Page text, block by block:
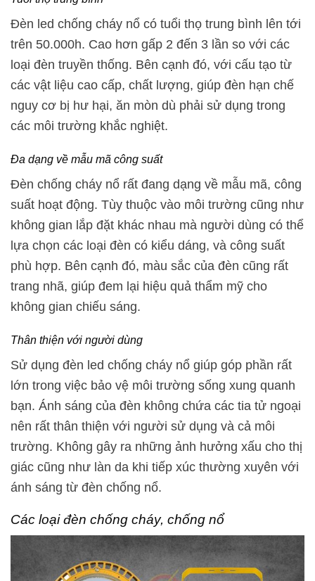
Đèn led chống cháy nổ có tuổi thọ trung bình lên tới
trên 50.000h. Cao hơn gấp 2 đến 3 lần so với các
loại đèn truyền thống. Bên cạnh đó, với cấu tạo từ
các vật liệu cao cấp, chất lượng, giúp đèn hạn chế
nguy cơ bị hư hại, ăn mòn dù phải sử dụng trong
các môi trường khắc nghiệt.
Đa dạng về mẫu mã công suất
Đèn chống cháy nổ rất đang dạng về mẫu mã, công
suất hoạt động. Tùy thuộc vào môi trường cũng như
không gian lắp đặt khác nhau mà người dùng có thể
lựa chọn các loại đèn có kiểu dáng, và công suất
phù hợp. Bên cạnh đó, màu sắc của đèn cũng rất
trang nhã, giúp đem lại hiệu quả thẩm mỹ cho
không gian chiếu sáng.
Thân thiện với người dùng
Sử dụng đèn led chống cháy nổ giúp góp phần rất
lớn trong việc bảo vệ môi trường sống xung quanh
bạn. Ánh sáng của đèn không chứa các tia tử ngoại
nên rất thân thiện với người sử dụng và cả môi
trường. Không gây ra những ảnh hưởng xấu cho thị
giác cũng như làn da khi tiếp xúc thường xuyên với
ánh sáng từ đèn chống nổ.
Các loại đèn chống cháy, chống nổ